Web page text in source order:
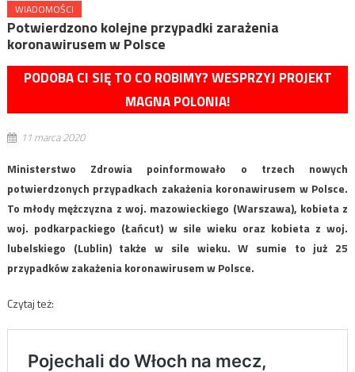
WIADOMOŚCI
Potwierdzono kolejne przypadki zarażenia
koronawirusem w Polsce
PODOBA CI SIĘ TO CO ROBIMY? WESPRZYJ PROJEKT
MAGNA POLONIA!
11 marca 2020
Ministerstwo Zdrowia poinformowało o trzech nowych
potwierdzonych przypadkach zakażenia koronawirusem w Polsce.
To młody mężczyzna z woj. mazowieckiego (Warszawa), kobieta z
woj. podkarpackiego (Łańcut) w sile wieku oraz kobieta z woj.
lubelskiego (Lublin) także w sile wieku. W sumie to już 25
przypadków zakażenia koronawirusem w Polsce.
Czytaj też: